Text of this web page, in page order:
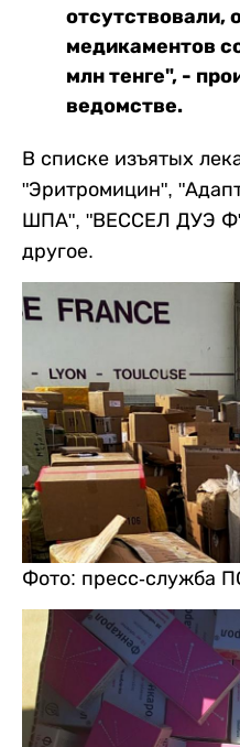
отсутствовали,
медикаментов
млн тенге", -
ведомстве.
В списке изъятых
"Эритромицин",
ШПА", "ВЕССЕЛ ДУЭ
другое.
Фото: пресс-служба